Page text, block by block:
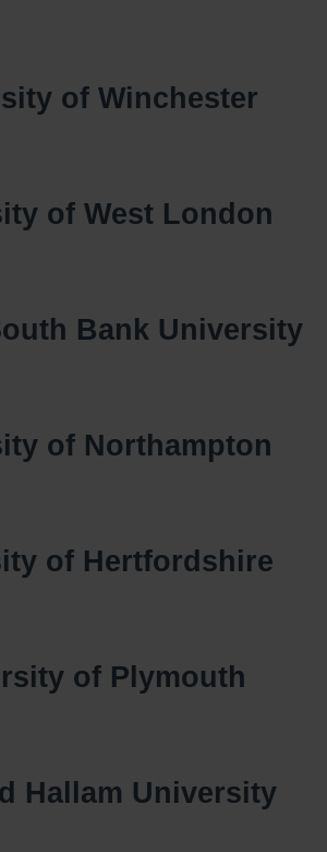
of Winchester
of West London
Bank University
of Northampton
of Hertfordshire
of Plymouth
Hallam University